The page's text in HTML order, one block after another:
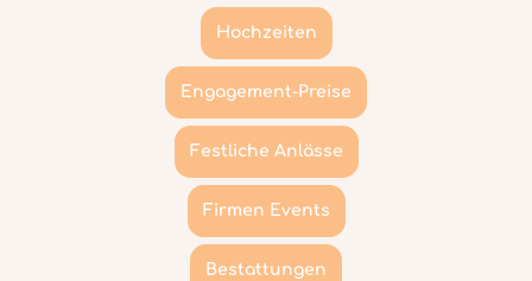
Hochzeiten
Engagement-Preise
Festliche Anlässe
Firmen Events
Bestattungen